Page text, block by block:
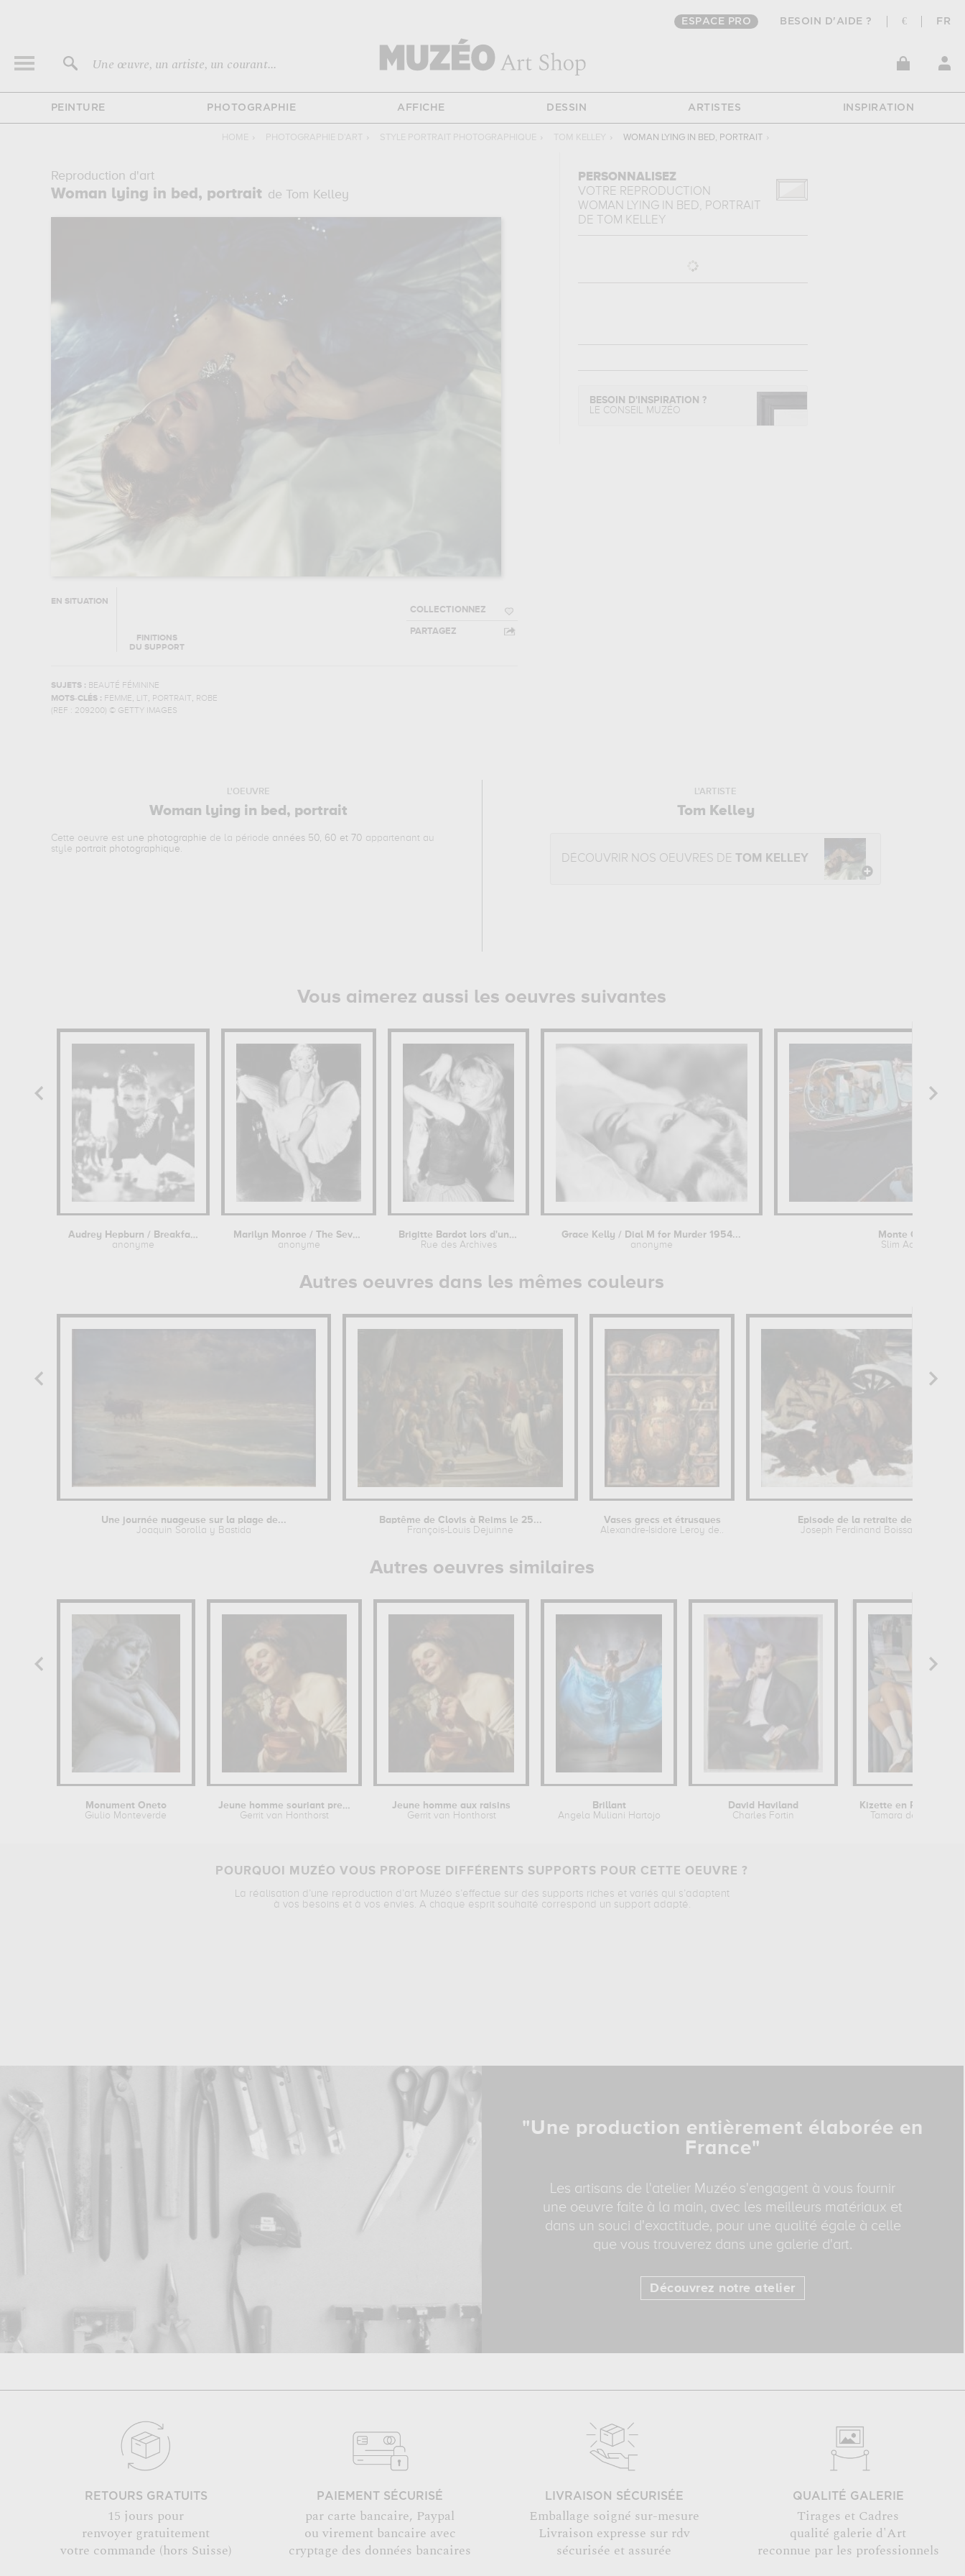
ESPACE PRO BESOIN D'AIDE ? € FR
Une œuvre, un artiste, un courant...
PEINTURE PHOTOGRAPHIE AFFICHE DESSIN ARTISTES INSPIRATION
HOME › PHOTOGRAPHIE D'ART › STYLE PORTRAIT PHOTOGRAPHIQUE › TOM KELLEY › WOMAN LYING IN BED, PORTRAIT ›
Reproduction d'art
Woman lying in bed, portrait de Tom Kelley
EN SITUATION
FINITIONS
DU SUPPORT
COLLECTIONNEZ
PARTAGEZ
SUJETS : BEAUTÉ FÉMININE
MOTS-CLÉS : FEMME, LIT, PORTRAIT, ROBE
(REF : 209200) © GETTY IMAGES
PERSONNALISEZ
VOTRE REPRODUCTION
WOMAN LYING IN BED, PORTRAIT
DE
TOM KELLEY
BESOIN D'INSPIRATION ?
LE CONSEIL MUZÉO
L'OEUVRE
Woman lying in bed, portrait
Cette oeuvre est une photographie de la période années 50, 60 et 70 appartenant au
style portrait photographique.
L'ARTISTE
Tom Kelley
DÉCOUVRIR NOS OEUVRES DE TOM KELLEY
Vous aimerez aussi les oeuvres suivantes
Audrey Hepburn / Breakfast at...
anonyme
Marilyn Monroe / The Seven Year Itch...
anonyme
Brigitte Bardot lors d'une leçon de...
Rue des Archives
Grace Kelly / Dial M for Murder 1954...
anonyme
Monte Carlo
Slim Aarons
Autres oeuvres dans les mêmes couleurs
Une journée nuageuse sur la plage de...
Joaquin Sorolla y Bastida
Baptême de Clovis à Reims le 25...
François-Louis Dejuinne
Vases grecs et étrusques
Alexandre-Isidore Leroy de...
Episode de la retraite de Russie
Joseph Ferdinand Boissard de...
Autres oeuvres similaires
Monument Oneto
Giulio Monteverde
Jeune homme souriant pressant des...
Gerrit van Honthorst
Jeune homme aux raisins
Gerrit van Honthorst
Brillant
Angela Muliani Hartojo
David Haviland
Charles Fortin
Tamara de Lempicka
POURQUOI MUZÉO VOUS PROPOSE DIFFÉRENTS SUPPORTS POUR CETTE OEUVRE ?
La réalisation d’une reproduction d’art Muzéo s’effectue sur des supports riches et variés qui s’adaptent
à vos besoins et à vos envies. A chaque esprit souhaité correspond un support adapté.
"Une production entièrement élaborée en
France"
Les artisans de l'atelier Muzéo s'engagent à vous fournir
une oeuvre faite à la main, avec les meilleurs matériaux et
dans un souci d'exactitude, pour une qualité égale à celle
que vous trouverez dans une galerie d'art.
Découvrez notre atelier
RETOURS GRATUITS
15 jours pour
renvoyer gratuitement
votre commande (hors Suisse)
PAIEMENT SÉCURISÉ
par carte bancaire, Paypal
ou virement bancaire avec
cryptage des données bancaires
LIVRAISON SÉCURISÉE
Emballage soigné sur-mesure
Livraison expresse sur rdv
sécurisée et assurée
QUALITÉ GALERIE
Tirages et Cadres
qualité galerie d'Art
reconnue par les professionnels